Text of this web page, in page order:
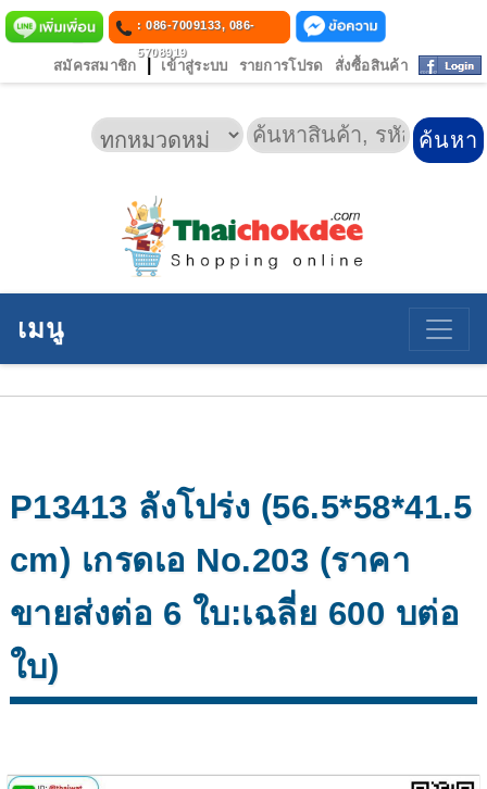
: 086-7009133, 086-
5708919
สมัครสมาชิก เข้าสู่ระบบ รายการโปรด สั่งซื้อสินค้า
เมนู
P13413 ลังโปร่ง (56.5*58*41.5
cm) เกรดเอ No.203 (ราคา
ขายส่งต่อ 6 ใบ:เฉลี่ย 600 บต่อ
ใบ)